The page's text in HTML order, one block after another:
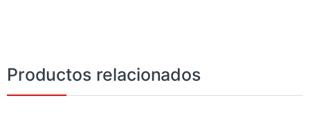
Productos relacionados